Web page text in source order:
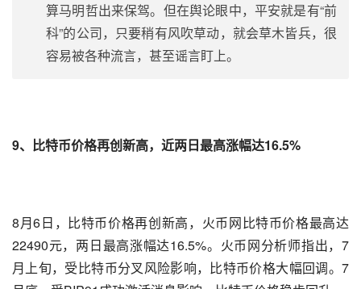
算马明哲出来保驾。但在舆论眼中，平安就是有“前
科”的公司，只要稍有风吹草动，就会草木皆兵，很
容易被各种流言，甚至谣言盯上。
9、 比特币价格再创新高，近两日最高涨幅达16.5%
8月6日，比特币价格再创新高，火币网比特币价格最高达
22490元，两日最高涨幅达16.5%。火币网分析师指出，7
月上旬，受比特币分叉风险影响，比特币价格大幅回调。7